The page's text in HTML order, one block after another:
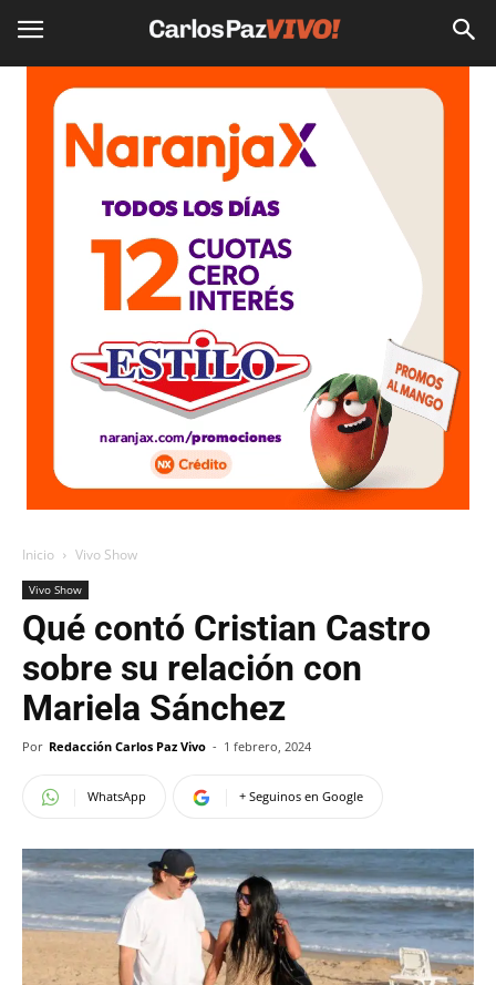
Inicio Vivo Show
Vivo Show
Qué contó Cristian Castro
sobre su relación con
Mariela Sánchez
Por Redacción Carlos Paz Vivo - 1 febrero, 2024
WhatsApp + Seguinos en Google